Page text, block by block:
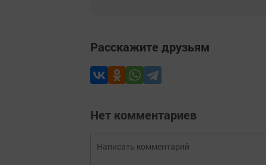
Расскажите друзьям
Нет комментариев